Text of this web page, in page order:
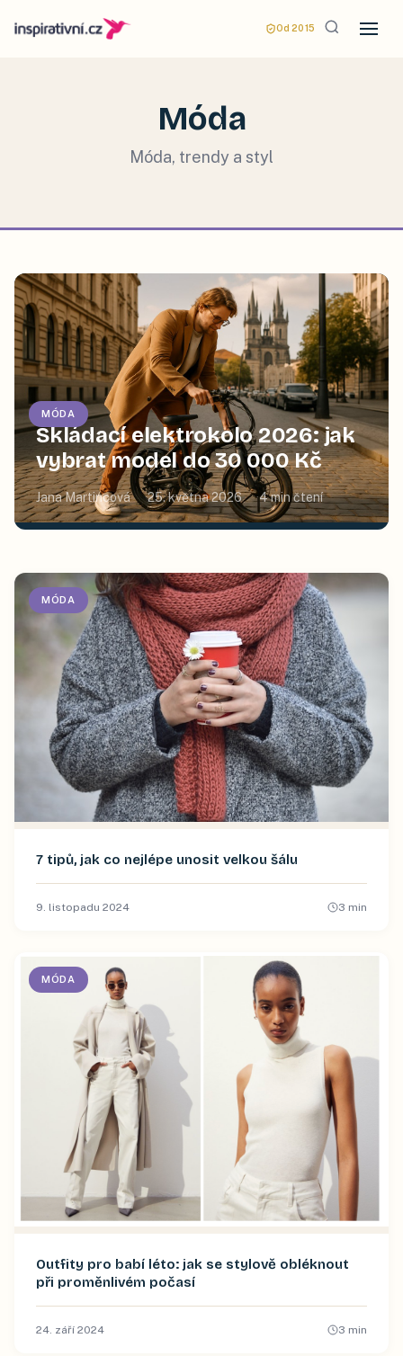
Od 2015
Móda
Móda, trendy a styl
MÓDA
Skládací elektrokolo 2026: jak
vybrat model do 30 000 Kč
Jana Martincová 25. května 2026 4min čtení
MÓDA
7 tipů, jak co nejlépe unosit velkou šálu
9. listopadu 2024 3 min
MÓDA
Outfity pro babí léto: jak se stylově obléknout
při proměnlivém počasí
24. září 2024 3 min